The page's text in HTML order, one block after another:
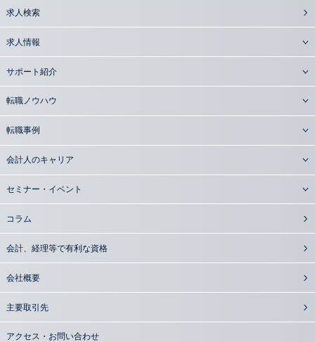
求人検索
求人情報
サポート紹介
転職ノウハウ
転職事例
会計人のキャリア
セミナー・イベント
コラム
会計、経理等で有利な資格
会社概要
主要取引先
アクセス・お問い合わせ